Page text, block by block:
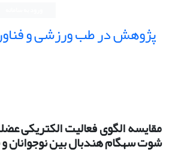
پژوهش در طب ورزشی و
مقایسه الگوی فعالیت الکتریکی
شوت سهگام هندبال بین نوجوانان و